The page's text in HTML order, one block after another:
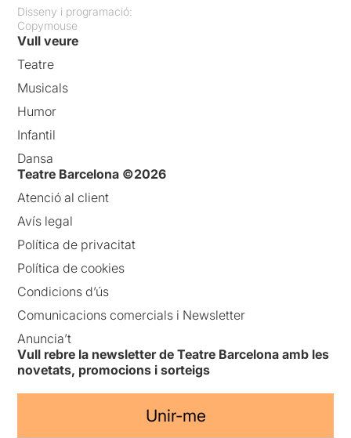
Disseny i programació:
Copymouse
Vull veure
Teatre
Musicals
Humor
Infantil
Dansa
Teatre Barcelona ©2026
Atenció al client
Avís legal
Política de privacitat
Política de cookies
Condicions d’ús
Comunicacions comercials i Newsletter
Anuncia’t
Vull rebre la newsletter de Teatre Barcelona amb les
novetats, promocions i sorteigs
Unir-me